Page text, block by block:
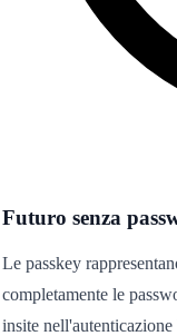
Futuro senza
Le passkey
completamente le
insite nell'autenticazione